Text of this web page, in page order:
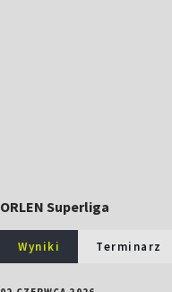
ORLEN Superliga
Wyniki Terminarz